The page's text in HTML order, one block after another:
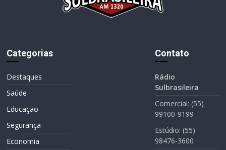
Categorias
Destaques
Saúde
Educação
Segurança
Economia
Contato
Rádio
Sulbrasileira
Comercial: (55)
99100-9199
Estúdio: (55)
98476-3600